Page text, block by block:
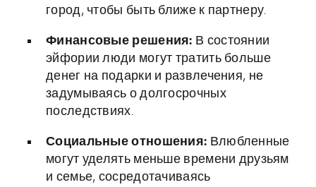
город, чтобы быть ближе к партнеру.
Финансовые решения: В состоянии
эйфории люди могут тратить больше
денег на подарки и развлечения, не
задумываясь о долгосрочных
последствиях.
Социальные отношения: Влюбленные
могут уделять меньше времени друзьям
и семье, сосредотачиваясь